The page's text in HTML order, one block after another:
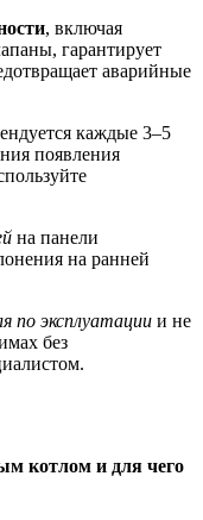
, включая
гарантирует
аварийные
каждые 3–5
появления
на панели
на ранней
по эксплуатации и не
без
котлом и для чего